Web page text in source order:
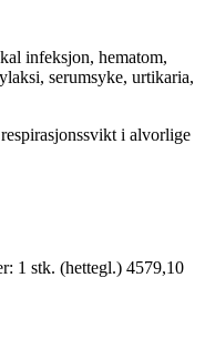
infeksjon, hematom,
serumsyke, urtikaria,
i alvorlige
1 stk. (hettegl.) 4579,10